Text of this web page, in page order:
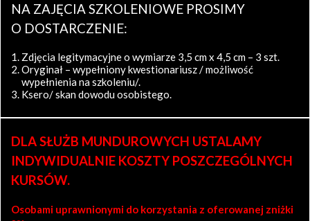
NA ZAJĘCIA SZKOLENIOWE PROSIMY
O DOSTARCZENIE:
Zdjęcia legitymacyjne o wymiarze 3,5 cm x 4,5 cm – 3 szt.
Oryginał – wypełniony kwestionariusz / możliwość
wypełnienia na szkoleniu/.
Ksero/ skan dowodu osobistego.
DLA SŁUŻB MUNDUROWYCH USTALAMY
INDYWIDUALNIE KOSZTY POSZCZEGÓLNYCH
KURSÓW.
Osobami uprawnionymi do korzystania z oferowanej zniżki